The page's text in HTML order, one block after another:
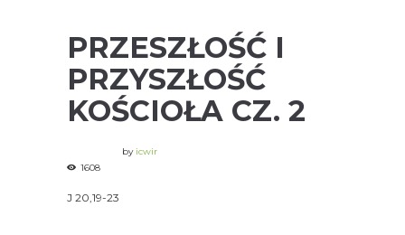
PRZESZŁOŚĆ I
PRZYSZŁOŚĆ
KOŚCIOŁA CZ. 2
by icwir
1608
J 20,19-23